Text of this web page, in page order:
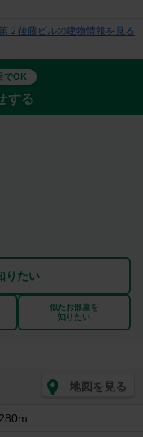
第２後藤ビルの建物情報を見る
でOK
する
りたい
似たお部屋を
知りたい
地図を見る